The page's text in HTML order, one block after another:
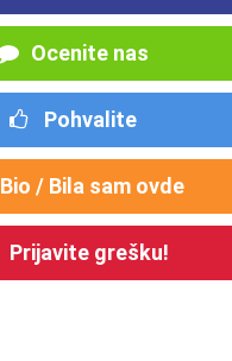
Ocenite nas
Pohvalite
Bio / Bila sam ovde
Prijavite grešku!